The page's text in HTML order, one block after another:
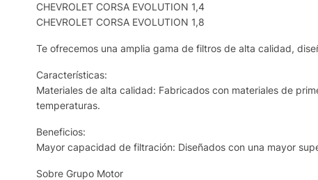
CHEVROLET CORSA EVOLUTION 1,4
CHEVROLET CORSA EVOLUTION 1,8
Te ofrecemos una amplia gama de filtros de alta calidad,
Características:
Materiales de alta calidad: Fabricados con materiales de
temperaturas.
Beneficios:
Mayor capacidad de filtración: Diseñados con una mayor
Sobre Grupo Motor